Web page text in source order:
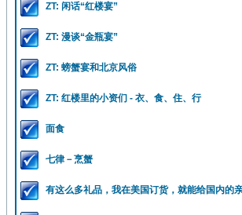
ZT: 闲话“红楼宴”
ZT: 漫谈“金瓶宴”
ZT: 螃蟹宴和北京风俗
ZT: 红楼里的小资们 - 衣、食、住、行
面食
七律－烹蟹
有这么多礼品，我在美国订货，就能给国内的